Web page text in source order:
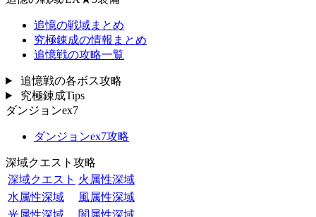
追憶の戦域まとめ
究極錬成の情報まとめ
追憶戦の攻略一覧
追憶戦の各ボス攻略
究極錬成Tips
ダンジョンex7
ダンジョンex7攻略
深域クエスト攻略
深域クエスト 火属性深域
水属性深域
風属性深域
光属性深域
闇属性深域